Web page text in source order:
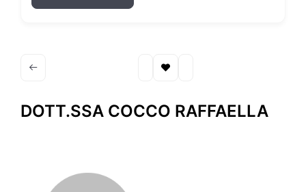
DOTT.SSA COCCO RAFFAELLA